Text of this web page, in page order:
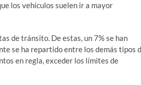
los vehículos suelen ir a mayor
de tránsito. De estas, un 7% se han
se ha repartido entre los demás tipos
en regla, exceder los límites de